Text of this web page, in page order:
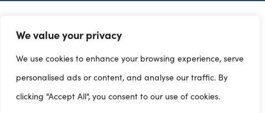
We value your privacy
We use cookies to enhance your browsing experience, serve
personalised ads or content, and analyse our traffic. By
clicking "Accept All", you consent to our use of cookies.